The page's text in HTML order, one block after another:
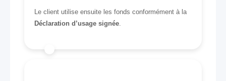
Le client utilise ensuite les fonds conformément à la
Déclaration d’usage signée.